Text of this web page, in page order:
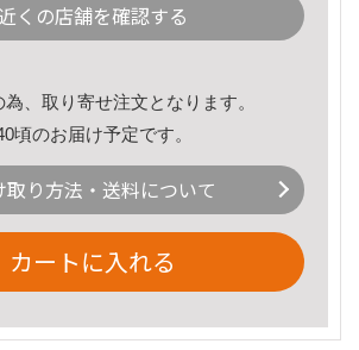
くの店舗を確認する
、取り寄せ注文となります。
頃のお届け予定です。
取り方法・送料について
カートに入れる